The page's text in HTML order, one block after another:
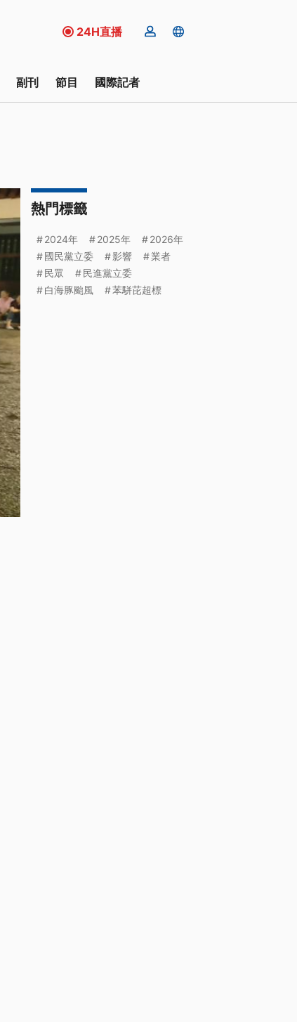
24H直播
副刊 節目 國際記者
熱門標籤
2024年 2025年
2026年
國民黨立委
影響
業者
民眾
民進黨立委
白海豚颱風
苯駢芘超標